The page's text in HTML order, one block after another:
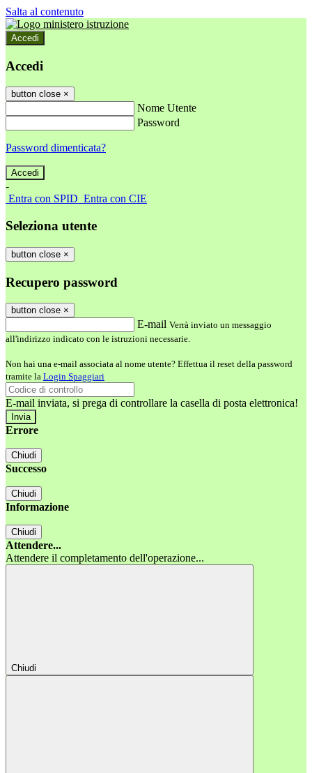
Salta al contenuto
Accedi
Accedi
button close ×
Nome Utente
Password
Password dimenticata?
-
Entra con SPID Entra con CIE
Seleziona utente
button close ×
Recupero password
button close ×
E-mail Verrà inviato un messaggio
all'indirizzo indicato con le istruzioni necessarie.
Non hai una e-mail associata al nome utente? Effettua il reset della password
tramite la Login Spaggiari
E-mail inviata, si prega di controllare la casella di posta elettronica!
Errore
Chiudi
Successo
Chiudi
Informazione
Chiudi
Attendere...
Attendere il completamento dell'operazione...
Chiudi